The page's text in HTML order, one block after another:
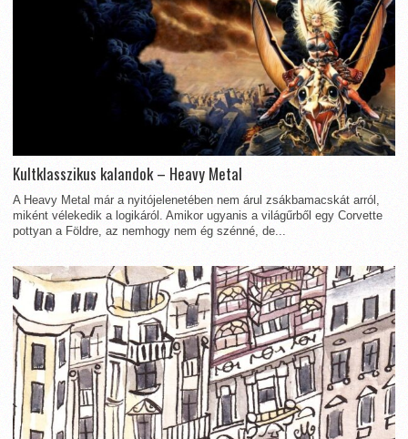
Kultklasszikus kalandok – Heavy Metal
A Heavy Metal már a nyitójelenetében nem árul zsákbamacskát arról,
miként vélekedik a logikáról. Amikor ugyanis a világűrből egy Corvette
pottyan a Földre, az nemhogy nem ég szénné, de...